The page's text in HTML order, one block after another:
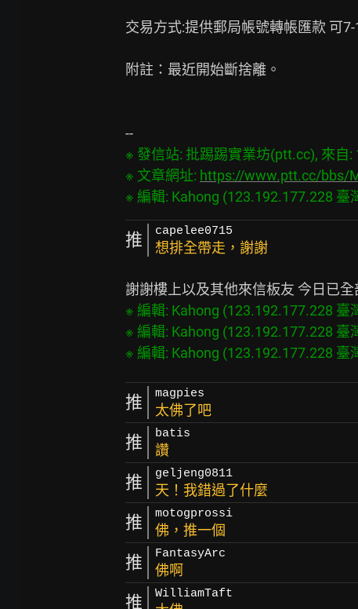
交易方式:提供郵局帳號轉帳匯款 可
附註：最近開始斷捨離。
※ 發信站: 批踢踢實業坊(ptt.cc), 來自
※ 文章網址: https://www.ptt.cc/bbs/
推 capelee0715
想排全帶走，謝謝
※ 編輯: Kahong (123.192.177.228 臺
※ 編輯: Kahong (123.192.177.228 臺
推 magpies
太佛了吧
推 batis
讚
推 geljeng0811
天！我錯過了什麼
推 motogprossi
佛，推一個
推 FantasyArc
佛啊
推 WilliamTaft